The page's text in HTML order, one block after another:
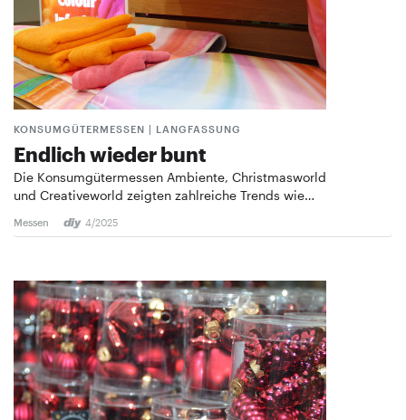
KONSUMGÜTERMESSEN | LANGFASSUNG
Endlich wieder bunt
Die Konsumgütermessen Ambiente, Christmasworld
und Creativeworld zeigten zahlreiche Trends wie…
Messen 4/2025